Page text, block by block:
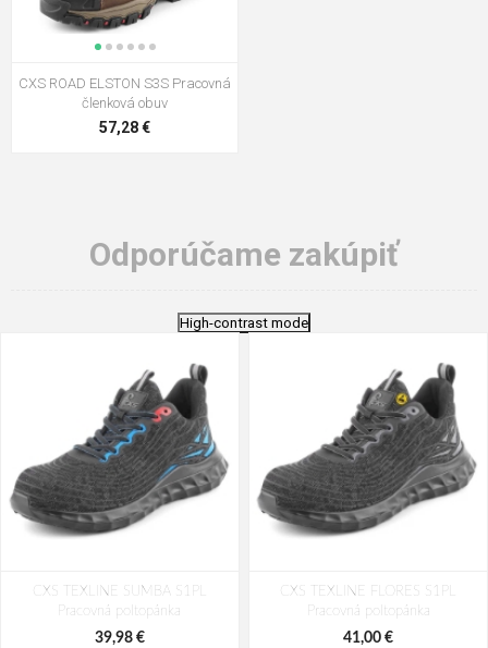
CXS ROAD ELSTON S3S Pracovná
členková obuv
57,28 €
Odporúčame zakúpiť
High-contrast mode
CXS TEXLINE SUMBA S1PL
Pracovná poltopánka
39,98 €
CXS TEXLINE FLORES S1PL
Pracovná poltopánka
41,00 €